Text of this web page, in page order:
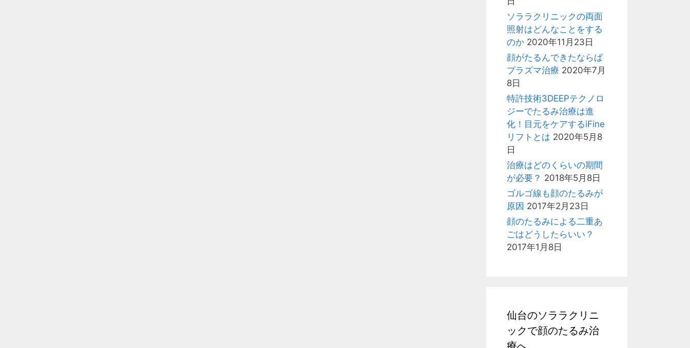
ソララクリニックの両面
照射はどんなことをする
のか 2020年11月23日
顔がたるんできたならば
プラズマ治療 2020年7月
8日
特許技術3DEEPテクノロ
ジーでたるみ治療は進
化！目元をケアするiFine
リフトとは 2020年5月8
日
治療はどのくらいの期間
が必要？ 2018年5月8日
ゴルゴ線も顔のたるみが
原因 2017年2月23日
顔のたるみによる二重あ
ごはどうしたらいい？
2017年1月8日
仙台のソララクリニ
ックで顔のたるみ治